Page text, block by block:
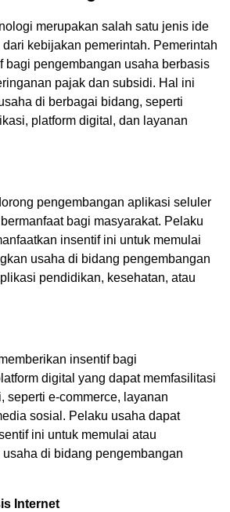
merupakan salah satu jenis ide
kebijakan pemerintah. Pemerintah
bagi pengembangan usaha berbasis
pajak dan subsidi. Hal ini
di berbagai bidang, seperti
platform digital, dan layanan
pengembangan aplikasi seluler
bagi masyarakat. Pelaku
insentif ini untuk memulai
usaha di bidang pengembangan
pendidikan, kesehatan, atau
insentif bagi
digital yang dapat memfasilitasi
seperti e-commerce, layanan
sosial. Pelaku usaha dapat
ini untuk memulai atau
di bidang pengembangan
Internet